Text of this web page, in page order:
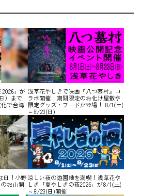
2026」が
）まで
で台湾
浅草花やしきで映画『八つ墓村』コ
ラボ開催！期間限定のお化け屋敷や
限定グッズ・フードが登場！ 8/1(土)
～8/23(日)
日！小野
お山開
涼しい夜の遊園地を満喫！浅草花や
しき「夏やしきの夜2026」が8/1(土)
～8/23(日)開催